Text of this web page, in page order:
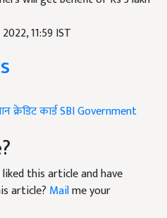
11:59 IST
क्रेडिट कार्डSBIGovernment
liked this article and have
article? Mailme your